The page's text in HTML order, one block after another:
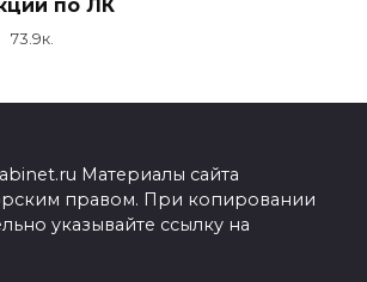
по ЛК
73.9к.
Материалы сайта
правом. При копировании
указывайте ссылку на